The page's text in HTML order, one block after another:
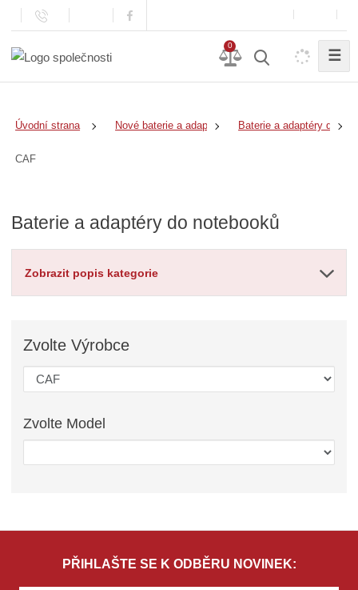
0
☰
Úvodní strana Nové baterie a adaptéry Baterie a adaptéry do
CAF
Baterie a adaptéry do notebooků
Zobrazit popis kategorie
ZvolteVýrobce
Zvolte Model
PŘIHLAŠTE SE K ODBĚRU NOVINEK: